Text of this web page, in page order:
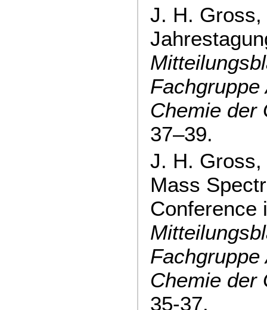
J. H. Gross,
Chemie der
37–39.
J. H. Gross,
Mass
Conference
Chemie der
35-37.